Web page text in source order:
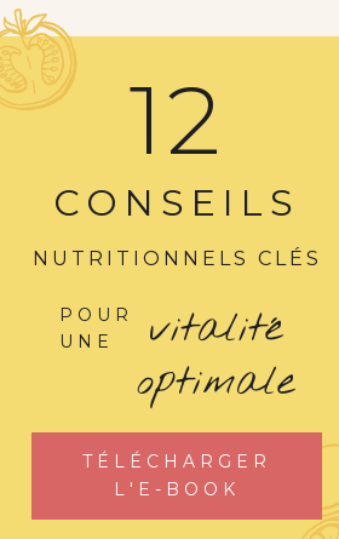
12
CONSEILS
NUTRITIONNELS CLÉS
POUR
UNE
vitalité
optimale
TÉLÉCHARGER
L'E-BOOK